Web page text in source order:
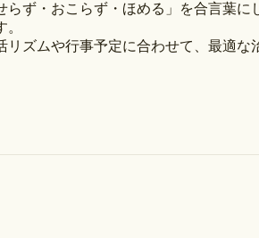
ず・おこらず・ほめる」を合言葉
ズムや行事予定に合わせて、最適な